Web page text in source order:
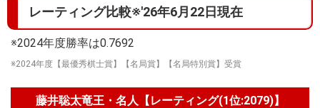
レーティング比較※'26年6月22日現在
※2024年度勝率は0.7692
※2024年度【最優秀棋士賞】【名局賞】【名局特別賞】受賞
藤井聡太竜王・名人【レーティング(1位:2079)】